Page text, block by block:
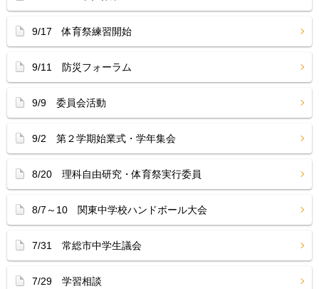
9/17 体育祭練習開始
9/11 防災フォーラム
9/9 委員会活動
9/2 第２学期始業式・学年集会
8/20 理科自由研究・体育祭実行委員
8/7～10 関東中学校ハンドボール大会
7/31 常総市中学生議会
7/29 学習相談